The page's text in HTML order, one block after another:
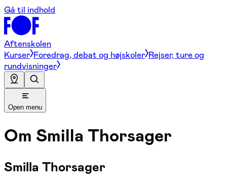
Gå til indhold
Aftenskolen
Kurser Foredrag, debat og højskoler Rejser, ture og
rundvisninger
Open menu
Om Smilla Thorsager
Smilla Thorsager